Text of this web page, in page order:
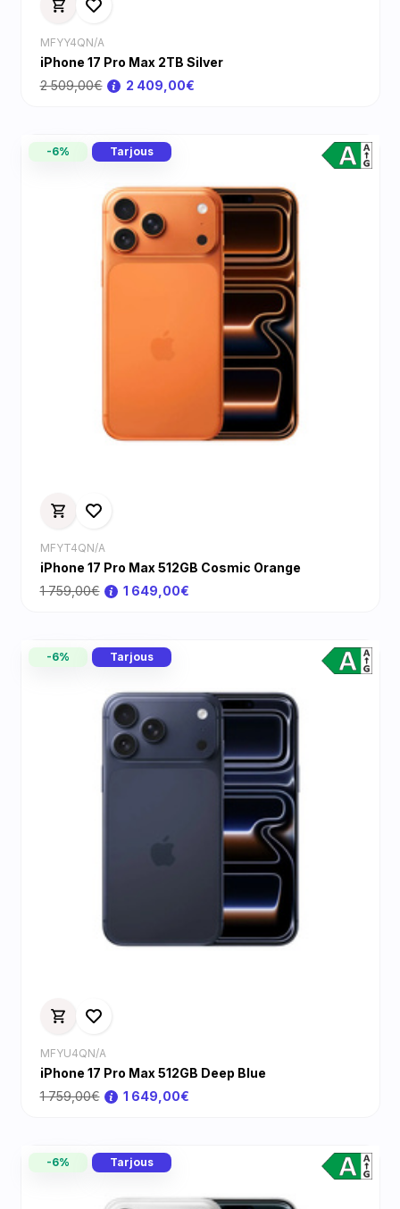
MFYY4QN/A
iPhone 17 Pro Max 2TB Silver
2 509,00€
2 409,00€
-6% Tarjous
MFYT4QN/A
iPhone 17 Pro Max 512GB Cosmic Orange
1 759,00€
1 649,00€
-6% Tarjous
MFYU4QN/A
iPhone 17 Pro Max 512GB Deep Blue
1 759,00€
1 649,00€
-6% Tarjous